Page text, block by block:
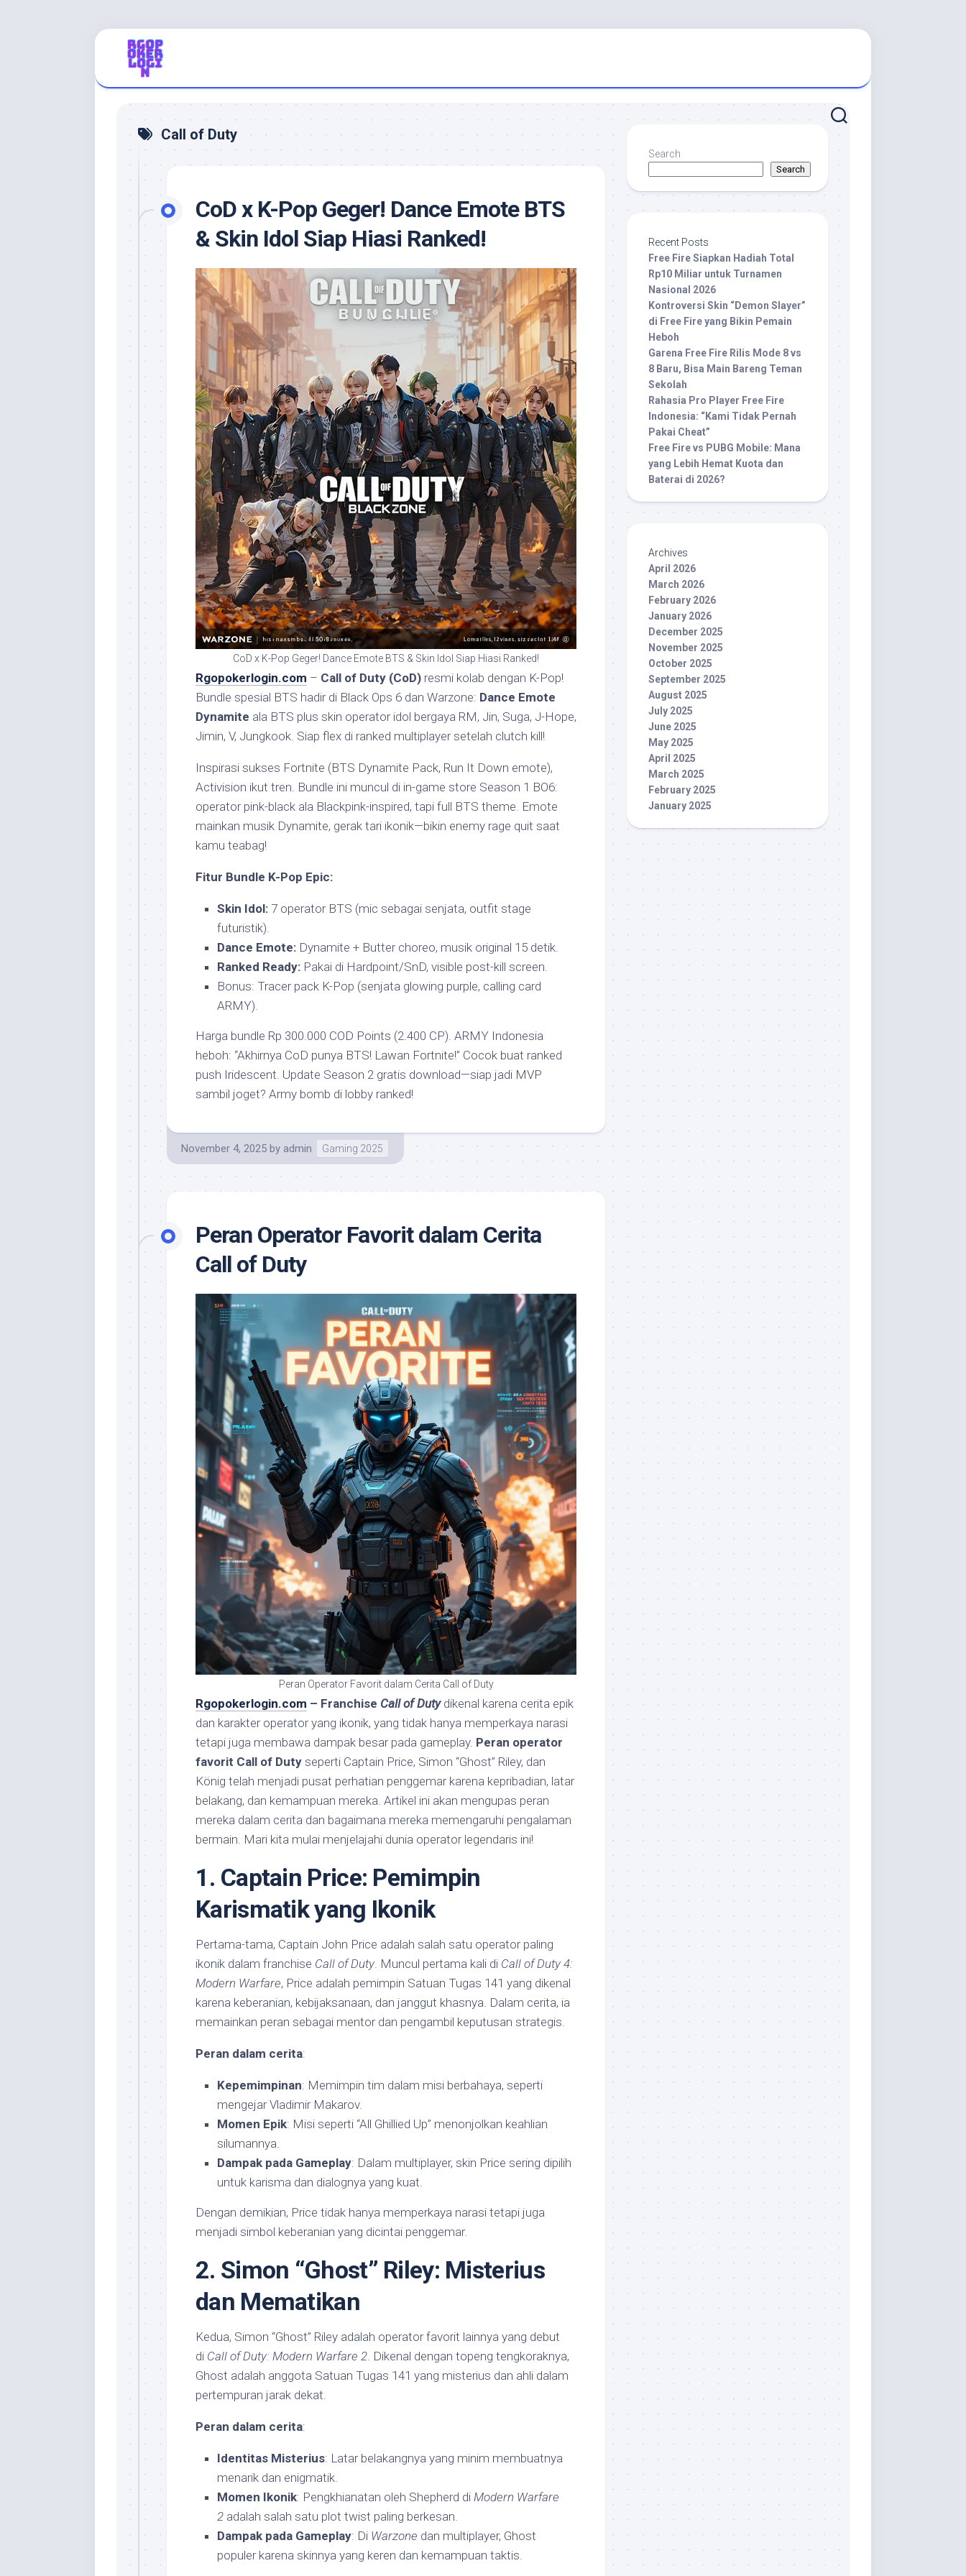
Call of Duty
CoD x K-Pop Geger! Dance Emote BTS
& Skin Idol Siap Hiasi Ranked!
CoD x K-Pop Geger! Dance Emote BTS & Skin Idol Siap Hiasi Ranked!
Rgopokerlogin.com – Call of Duty (CoD) resmi kolab dengan K-Pop!
Bundle spesial BTS hadir di Black Ops 6 dan Warzone: Dance Emote
Dynamite ala BTS plus skin operator idol bergaya RM, Jin, Suga, J-Hope,
Jimin, V, Jungkook. Siap flex di ranked multiplayer setelah clutch kill!
Inspirasi sukses Fortnite (BTS Dynamite Pack, Run It Down emote),
Activision ikut tren. Bundle ini muncul di in-game store Season 1 BO6:
operator pink-black ala Blackpink-inspired, tapi full BTS theme. Emote
mainkan musik Dynamite, gerak tari ikonik—bikin enemy rage quit saat
kamu teabag!
Fitur Bundle K-Pop Epic:
Skin Idol: 7 operator BTS (mic sebagai senjata, outfit stage
futuristik).
Dance Emote: Dynamite + Butter choreo, musik original 15 detik.
Ranked Ready: Pakai di Hardpoint/SnD, visible post-kill screen.
Bonus: Tracer pack K-Pop (senjata glowing purple, calling card
ARMY).
Harga bundle Rp 300.000 COD Points (2.400 CP). ARMY Indonesia
heboh: “Akhirnya CoD punya BTS! Lawan Fortnite!” Cocok buat ranked
push Iridescent. Update Season 2 gratis download—siap jadi MVP
sambil joget? Army bomb di lobby ranked!
November 4, 2025 by admin Gaming 2025
Peran Operator Favorit dalam Cerita
Call of Duty
Peran Operator Favorit dalam Cerita Call of Duty
Rgopokerlogin.com – Franchise Call of Duty dikenal karena cerita epik
dan karakter operator yang ikonik, yang tidak hanya memperkaya narasi
tetapi juga membawa dampak besar pada gameplay. Peran operator
favorit Call of Duty seperti Captain Price, Simon “Ghost” Riley, dan
König telah menjadi pusat perhatian penggemar karena kepribadian, latar
belakang, dan kemampuan mereka. Artikel ini akan mengupas peran
mereka dalam cerita dan bagaimana mereka memengaruhi pengalaman
bermain. Mari kita mulai menjelajahi dunia operator legendaris ini!
1. Captain Price: Pemimpin
Karismatik yang Ikonik
Pertama-tama, Captain John Price adalah salah satu operator paling
ikonik dalam franchise Call of Duty. Muncul pertama kali di Call of Duty 4:
Modern Warfare, Price adalah pemimpin Satuan Tugas 141 yang dikenal
karena keberanian, kebijaksanaan, dan janggut khasnya. Dalam cerita, ia
memainkan peran sebagai mentor dan pengambil keputusan strategis.
Peran dalam cerita:
Kepemimpinan: Memimpin tim dalam misi berbahaya, seperti
mengejar Vladimir Makarov.
Momen Epik: Misi seperti “All Ghillied Up” menonjolkan keahlian
silumannya.
Dampak pada Gameplay: Dalam multiplayer, skin Price sering dipilih
untuk karisma dan dialognya yang kuat.
Dengan demikian, Price tidak hanya memperkaya narasi tetapi juga
menjadi simbol keberanian yang dicintai penggemar.
2. Simon “Ghost” Riley: Misterius
dan Mematikan
Kedua, Simon “Ghost” Riley adalah operator favorit lainnya yang debut
di Call of Duty: Modern Warfare 2. Dikenal dengan topeng tengkoraknya,
Ghost adalah anggota Satuan Tugas 141 yang misterius dan ahli dalam
pertempuran jarak dekat.
Peran dalam cerita:
Identitas Misterius: Latar belakangnya yang minim membuatnya
menarik dan enigmatik.
Momen Ikonik: Pengkhianatan oleh Shepherd di Modern Warfare
2 adalah salah satu plot twist paling berkesan.
Dampak pada Gameplay: Di Warzone dan multiplayer, Ghost
populer karena skinnya yang keren dan kemampuan taktis.
Search
Search
Recent Posts
Free Fire Siapkan Hadiah Total
Rp10 Miliar untuk Turnamen
Nasional 2026
Kontroversi Skin “Demon Slayer”
di Free Fire yang Bikin Pemain
Heboh
Garena Free Fire Rilis Mode 8 vs
8 Baru, Bisa Main Bareng Teman
Sekolah
Rahasia Pro Player Free Fire
Indonesia: “Kami Tidak Pernah
Pakai Cheat”
Free Fire vs PUBG Mobile: Mana
yang Lebih Hemat Kuota dan
Baterai di 2026?
Archives
April 2026
March 2026
February 2026
January 2026
December 2025
November 2025
October 2025
September 2025
August 2025
July 2025
June 2025
May 2025
April 2025
March 2025
February 2025
January 2025